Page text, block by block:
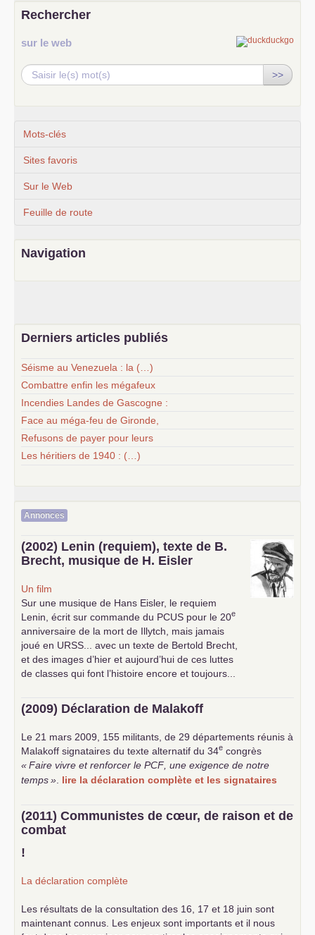
Rechercher
sur le web
>>
Mots-clés
Sites favoris
Sur le Web
Feuille de route
Navigation
Derniers articles publiés
Séisme au Venezuela : la (…)
Combattre enfin les mégafeux
Incendies Landes de Gascogne :
Face au méga-feu de Gironde,
Refusons de payer pour leurs
Les héritiers de 1940 : (…)
Annonces
(2002) Lenin (requiem), texte de B.
Brecht, musique de H. Eisler
Un film
Sur une musique de Hans Eisler, le requiem
Lenin, écrit sur commande du PCUS pour le 20e
anniversaire de la mort de Illytch, mais jamais
joué en URSS ... avec un texte de Bertold Brecht,
et des images d’hier et aujourd’hui de ces luttes
de classes qui font l’histoire encore et toujours...
(2009) Déclaration de Malakoff
Le 21 mars 2009, 155 militants, de 29 départements réunis à
Malakoff signataires du texte alternatif du 34e congrès
«Faire vivre et renforcer le PCF , une exigence de notre
temps» lire la déclaration complète et les signataires
(2011) Communistes de cœur, de raison et de
combat
!
La déclaration complète
Les résultats de la consultation des 16, 17 et 18 juin sont
maintenant connus. Les enjeux sont importants et il nous